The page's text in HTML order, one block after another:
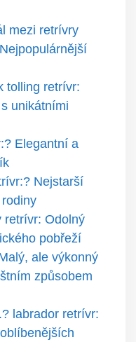
mezi retrívry
tolling retrívr:
unikátními
Elegantní a
Nejstarší
retrívr: Odolný
pobřeží
ale výkonný
způsobem
labrador retrívr: